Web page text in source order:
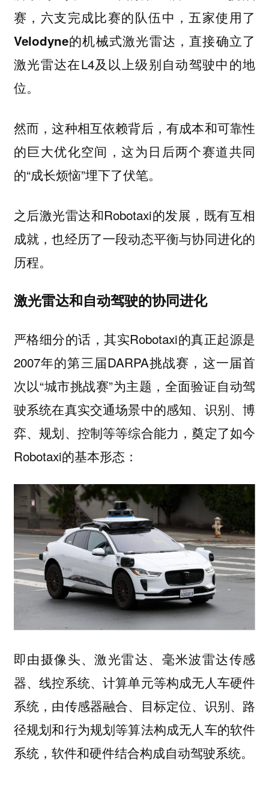
赛，六支完成比赛的队伍中，五家使用了
Velodyne的机械式激光雷达 ，直接确立了
激光雷达在L4及以上级别自动驾驶中的地
位。
然而，这种相互依赖背后，有成本和可靠性
的巨大优化空间，这为日后两个赛道共同
的“成长烦恼”埋下了伏笔。
之后激光雷达和Robotaxi的发展，既有互相
成就，也经历了一段动态平衡与协同进化的
历程。
激光雷达和自动驾驶的协同进化
严格细分的话，其实Robotaxi的真正起源是
2007年的第三届DARPA挑战赛，这一届首
次以“城市挑战赛”为主题，全面验证自动驾
驶系统在真实交通场景中的感知、识别、博
弈、规划、控制等等综合能力，奠定了如今
Robotaxi的基本形态：
即由摄像头、激光雷达、毫米波雷达传感
器、线控系统、计算单元等构成无人车硬件
系统，由传感器融合、目标定位、识别、路
径规划和行为规划等算法构成无人车的软件
系统，软件和硬件结合构成自动驾驶系统。